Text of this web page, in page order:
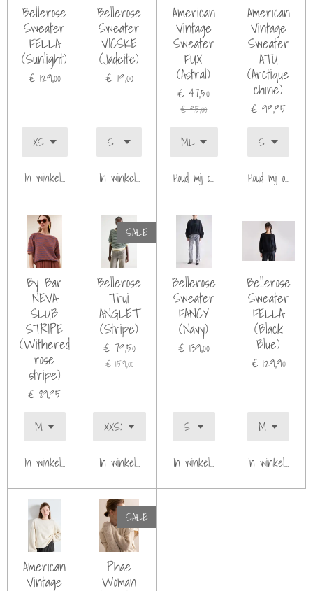
Bellerose
Sweater
FELLA
(Sunlight)
€ 129,00
In winkelwagen
Bellerose
Sweater
VICSKE
(Jadeite)
€ 119,00
In winkelwagen
American
Vintage
Sweater
FUX
(Astral)
€ 47,50
€ 95,00
Houd mij op de hoogte
American
Vintage
Sweater
ATU
(Arctique
chine)
€ 99,95
Houd mij op de
By Bar
NEVA
SLUB
STRIPE
(Withered
rose
stripe)
€ 89,95
In winkelwagen
SALE
Bellerose
Trui
ANGLET
(Stripe)
€ 79,50
€ 159,00
In winkelwagen
Bellerose
Sweater
FANCY
(Navy)
€ 139,00
In winkelwagen
Bellerose
Sweater
FELLA
(Black
Blue)
€ 129,90
In winkelwagen
American
Vintage
SALE
Phae
Woman